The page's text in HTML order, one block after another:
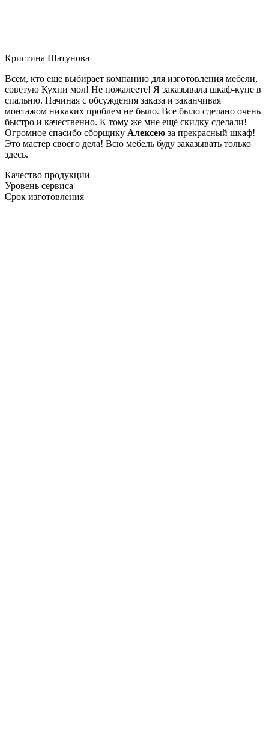
Кристина Шатунова
Всем, кто еще выбирает компанию для изготовления мебели,
советую Кухни мол! Не пожалеете! Я заказывала шкаф-купе в
спальню. Начиная с обсуждения заказа и заканчивая
монтажом никаких проблем не было. Все было сделано очень
быстро и качественно. К тому же мне ещё скидку сделали!
Огромное спасибо сборщику Алексею за прекрасный шкаф!
Это мастер своего дела! Всю мебель буду заказывать только
здесь.
Качество продукции
Уровень сервиса
Срок изготовления